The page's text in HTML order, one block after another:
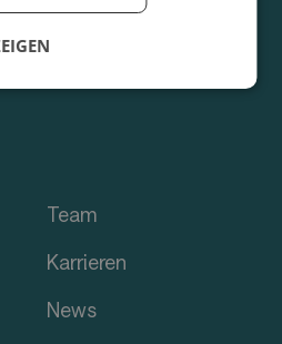
Team
Karrieren
News